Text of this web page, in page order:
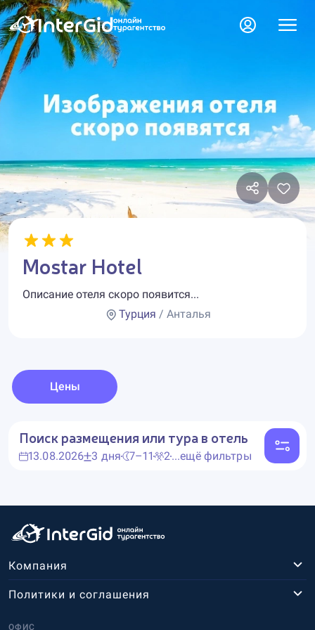
Mostar Hotel
Описание отеля скоро появится...
Турция / Анталья
Цены
Поиск размещения или тура в отель
13.08.2026 3 дня 7–11 2...ещё фильтры
Компания
ОФИС
Политики и соглашения